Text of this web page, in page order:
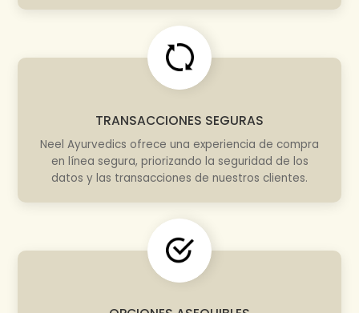
TRANSACCIONES SEGURAS
Neel Ayurvedics ofrece una experiencia de compra
en línea segura, priorizando la seguridad de los
datos y las transacciones de nuestros clientes.